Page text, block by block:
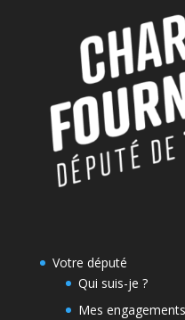
Votre député
Qui suis-je ?
Mes engagements